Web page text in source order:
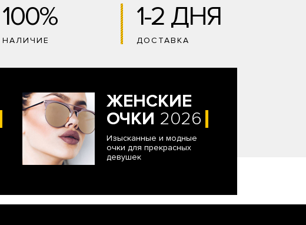
100%
НАЛИЧИЕ
1-2 ДНЯ
ДОСТАВКА
ЖЕНСКИЕ
ОЧКИ 2026
Изысканные и модные
очки для прекрасных
девушек